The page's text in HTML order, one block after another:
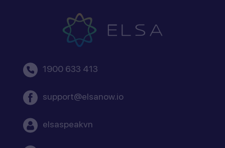
1900 633 413
support@elsanow.io
elsaspeakvn